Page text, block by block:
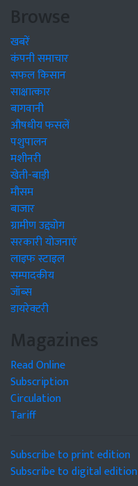
Browse
खबरें
कंपनी समाचार
सफल किसान
साक्षात्कार
बागवानी
औषधीय फसलें
पशुपालन
मशीनरी
खेती-बाड़ी
मौसम
बाजार
ग्रामीण उद्द्योग
सरकारी योजनाएं
लाइफ स्टाइल
सम्पादकीय
जॉब्स
डायरेक्टरी
Magazines
Read Online
Subscription
Circulation
Tariff
Subscribe to print edition
Subscribe to digital edition